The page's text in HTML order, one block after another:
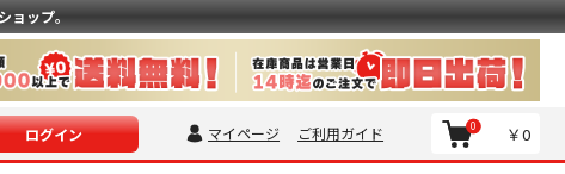
ップ。
ログイン マイページ ご利用ガイド ￥0
0